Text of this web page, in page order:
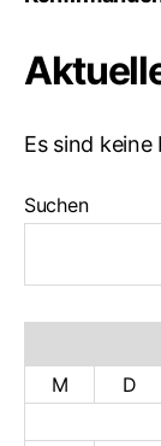
Es sind
Suchen
M
D